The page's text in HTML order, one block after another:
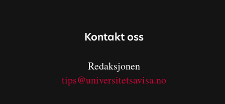
Kontakt oss
Redaksjonen
tips@universitetsavisa.no